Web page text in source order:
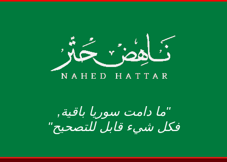
"ما دامت سوريا باقية,
فكل شيء قابل للتصحيح"